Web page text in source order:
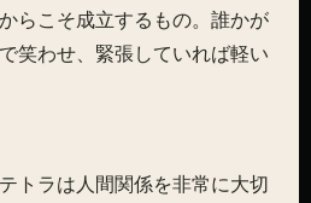
らこそ成立するもの。誰かが
笑わせ、緊張していれば軽い
トラは人間関係を非常に大切